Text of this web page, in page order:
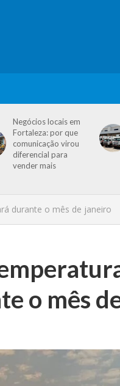
Negócios locais em
Fortaleza: por que
comunicação virou
diferencial para
vender mais
durante o mês de janeiro
o mês